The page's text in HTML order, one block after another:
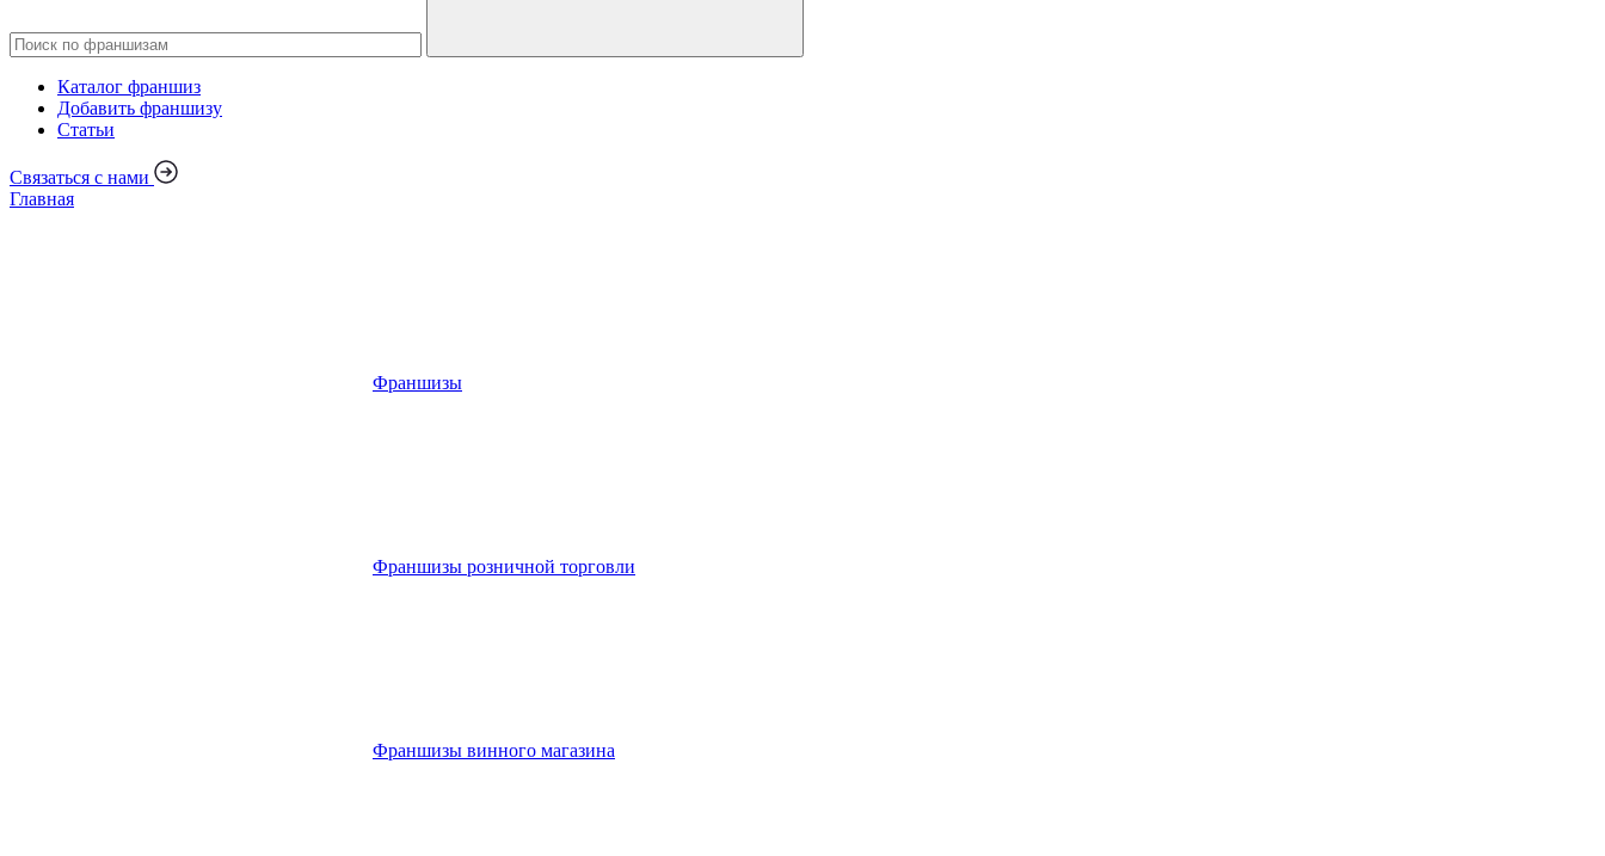
Каталог франшиз
Добавить франшизу
Статьи
Связаться с нами
Главная
Франшизы
Франшизы розничной торговли
Франшизы винного магазина